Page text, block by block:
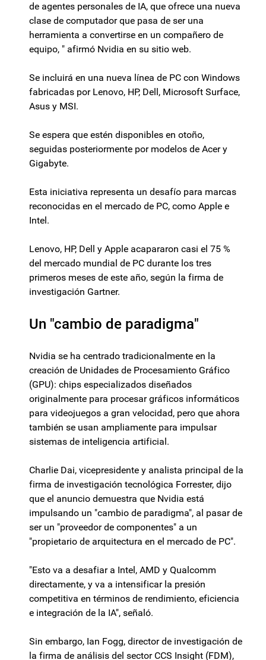
de agentes personales de IA, que ofrece una nueva
clase de computador que pasa de ser una
herramienta a convertirse en un compañero de
equipo, " afirmó Nvidia en su sitio web.
Se incluirá en una nueva línea de PC con Windows
fabricadas por Lenovo, HP, Dell, Microsoft Surface,
Asus y MSI.
Se espera que estén disponibles en otoño,
seguidas posteriormente por modelos de Acer y
Gigabyte.
Esta iniciativa representa un desafío para marcas
reconocidas en el mercado de PC, como Apple e
Intel.
Lenovo, HP, Dell y Apple acapararon casi el 75 %
del mercado mundial de PC durante los tres
primeros meses de este año, según la firma de
investigación Gartner.
Un "cambio de paradigma"
Nvidia se ha centrado tradicionalmente en la
creación de Unidades de Procesamiento Gráfico
(GPU): chips especializados diseñados
originalmente para procesar gráficos informáticos
para videojuegos a gran velocidad, pero que ahora
también se usan ampliamente para impulsar
sistemas de inteligencia artificial.
Charlie Dai, vicepresidente y analista principal de la
firma de investigación tecnológica Forrester, dijo
que el anuncio demuestra que Nvidia está
impulsando un "cambio de paradigma", al pasar de
ser un "proveedor de componentes" a un
"propietario de arquitectura en el mercado de PC".
"Esto va a desafiar a Intel, AMD y Qualcomm
directamente, y va a intensificar la presión
competitiva en términos de rendimiento, eficiencia
e integración de la IA", señaló.
Sin embargo, Ian Fogg, director de investigación de
la firma de análisis del sector CCS Insight (FDM),